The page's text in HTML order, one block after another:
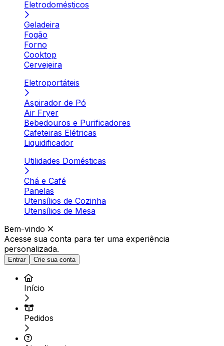
Eletrodomésticos
Geladeira
Fogão
Forno
Cooktop
Cervejeira
Eletroportáteis
Aspirador de Pó
Air Fryer
Bebedouros e Purificadores
Cafeteiras Elétricas
Liquidificador
Utilidades Domésticas
Chá e Café
Panelas
Utensílios de Cozinha
Utensílios de Mesa
Bem-vindo
Acesse sua conta para ter uma experiência
personalizada.
Entrar Crie sua conta
Início
Pedidos